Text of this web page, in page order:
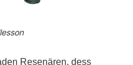
Resenären, dess